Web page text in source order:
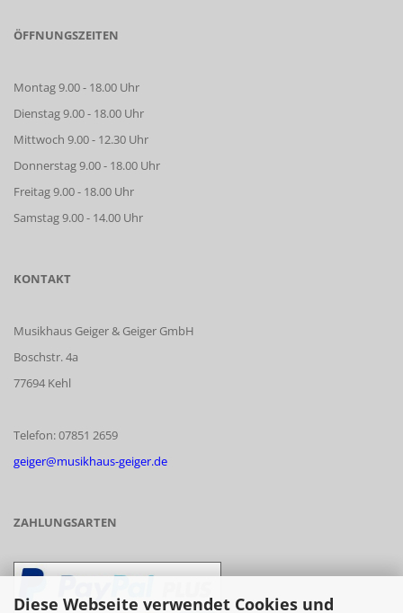
Diese Webseite verwendet Cookies und
ÖFFNUNGSZEITEN
Montag 9.00 - 18.00 Uhr
Dienstag 9.00 - 18.00 Uhr
Mittwoch 9.00 - 12.30 Uhr
Donnerstag 9.00 - 18.00 Uhr
Freitag 9.00 - 18.00 Uhr
Samstag 9.00 - 14.00 Uhr
KONTAKT
Musikhaus Geiger & Geiger GmbH
Boschstr. 4a
77694 Kehl
Telefon: 07851 2659
geiger@musikhaus-geiger.de
ZAHLUNGSARTEN